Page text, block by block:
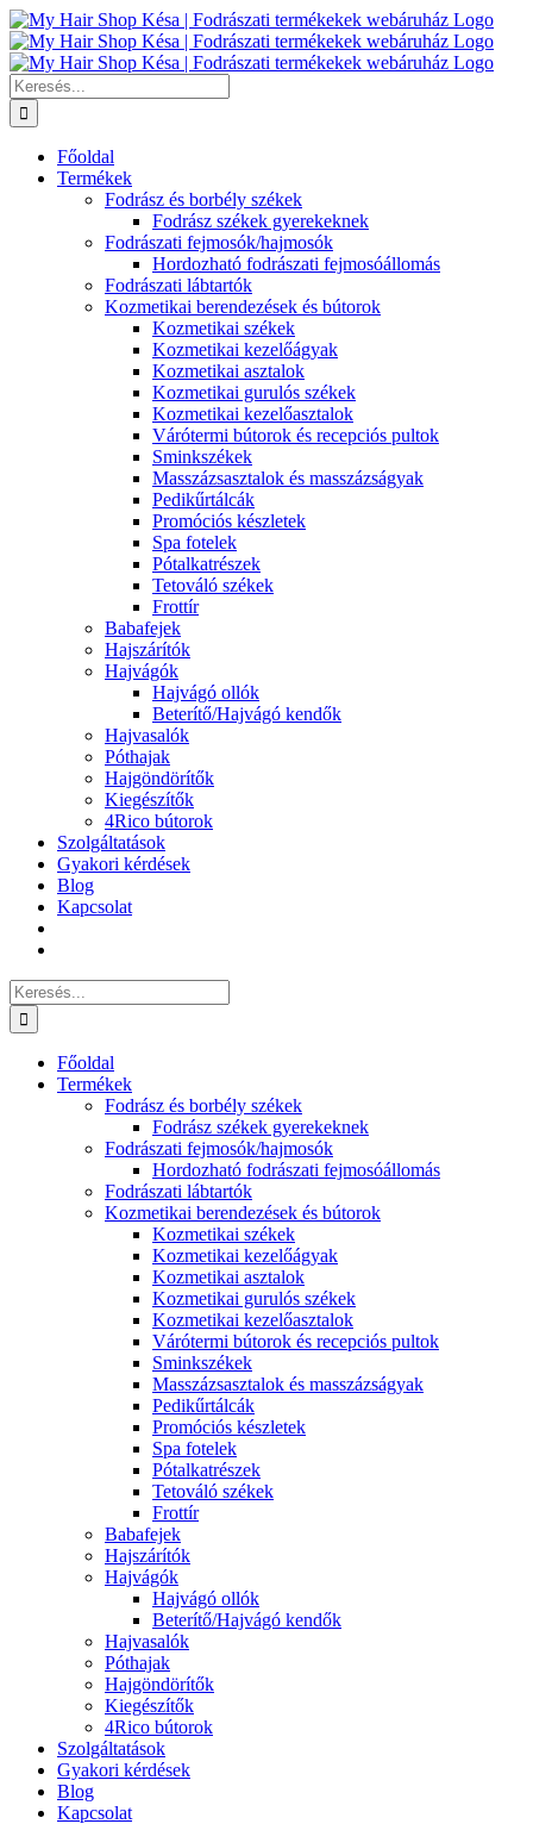
Kihagyás
Keresés...
Főoldal
Termékek
Fodrász és borbély székek
Fodrász székek gyerekeknek
Fodrászati fejmosók/hajmosók
Hordozható fodrászati fejmosóállomás
Fodrászati lábtartók
Kozmetikai berendezések és bútorok
Kozmetikai székek
Kozmetikai kezelőágyak
Kozmetikai asztalok
Kozmetikai gurulós székek
Kozmetikai kezelőasztalok
Várótermi bútorok és recepciós pultok
Sminkszékek
Masszázsasztalok és masszázságyak
Pedikűrtálcák
Promóciós készletek
Spa fotelek
Pótalkatrészek
Tetováló székek
Frottír
Babafejek
Hajszárítók
Hajvágók
Hajvágó ollók
Beterítő/Hajvágó kendők
Hajvasalók
Póthajak
Hajgöndörítők
Kiegészítők
4Rico bútorok
Szolgáltatások
Gyakori kérdések
Blog
Kapcsolat
Keresés...
Főoldal
Termékek
Fodrász és borbély székek
Fodrász székek gyerekeknek
Fodrászati fejmosók/hajmosók
Hordozható fodrászati fejmosóállomás
Fodrászati lábtartók
Kozmetikai berendezések és bútorok
Kozmetikai székek
Kozmetikai kezelőágyak
Kozmetikai asztalok
Kozmetikai gurulós székek
Kozmetikai kezelőasztalok
Várótermi bútorok és recepciós pultok
Sminkszékek
Masszázsasztalok és masszázságyak
Pedikűrtálcák
Promóciós készletek
Spa fotelek
Pótalkatrészek
Tetováló székek
Frottír
Babafejek
Hajszárítók
Hajvágók
Hajvágó ollók
Beterítő/Hajvágó kendők
Hajvasalók
Póthajak
Hajgöndörítők
Kiegészítők
4Rico bútorok
Szolgáltatások
Gyakori kérdések
Blog
Kapcsolat